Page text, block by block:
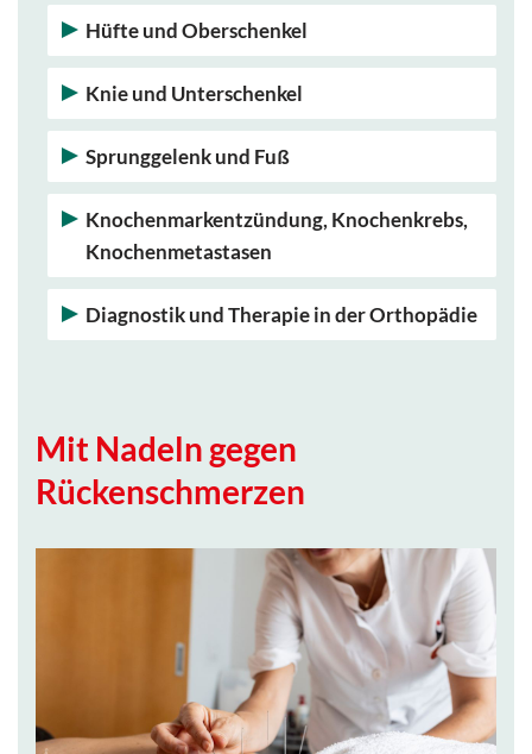
Hüfte und Oberschenkel
Knie und Unterschenkel
Sprunggelenk und Fuß
Knochenmarkentzündung, Knochenkrebs,
Knochenmetastasen
Diagnostik und Therapie in der Orthopädie
Mit Nadeln gegen
Rückenschmerzen